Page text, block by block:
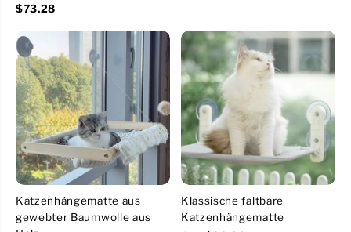
$73.28
Katzenhängematte aus
gewebter Baumwolle aus
Klassische faltbare
Katzenhängematte